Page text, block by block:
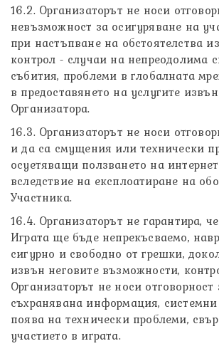
16.2. Организаторът не носи
невъзможност за осигуряване на
при настъпване на обстоятелства
контрол - случаи на непреодолима
събития, проблеми в глобалната
в предоставянето на услугите
Организатора.
16.3. Организаторът не носи
и да са смущения или технически
осуетяващи ползването на
вследствие на експлоатиране на
Участника.
16.4. Организаторът не гарантира,
Играта ще бъде непрекъсваемо,
сигурно и свободно от грешки,
извън неговите възможности,
Организаторът не носи отговорност
съхранявана информация,
поява на технически проблеми,
участието в играта.